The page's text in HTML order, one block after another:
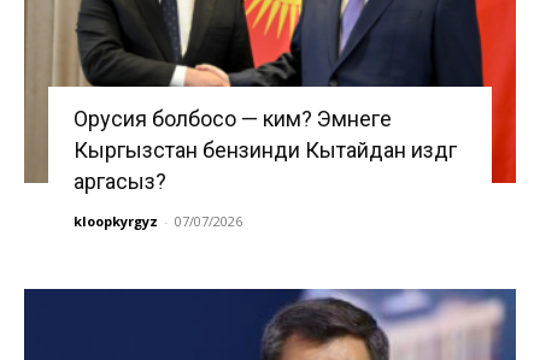
Орусия болбосо — ким? Эмнеге
Кыргызстан бензинди Кытайдан издөөгө
аргасыз?
kloopkyrgyz - 07/07/2026